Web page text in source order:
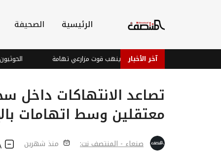
الرئيسية الصحيفة
آخر الأخبار
الحوثي ينهب قوت مزارعي تهامة الحوثيون
معتقلين وسط اتهامات
صنعاء - المنتصف نت: منذ شهرين